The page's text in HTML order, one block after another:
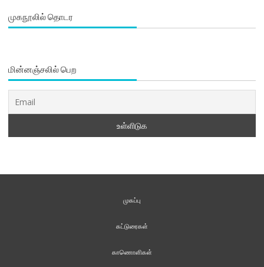
முகநூலில் தொடர
மின்னஞ்சலில் பெற
முகப்பு
கட்டுரைகள்
காணொளிகள்